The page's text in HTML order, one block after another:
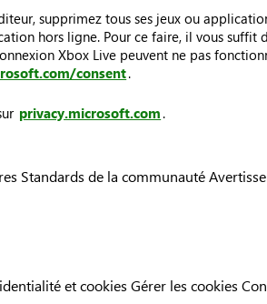
supprimez tous ses jeux ou
hors ligne. Pour ce faire, il vous
Xbox Live peuvent ne pas
consent.
privacy.microsoft.com .
Standards de la communauté
et cookies Gérer les cookies